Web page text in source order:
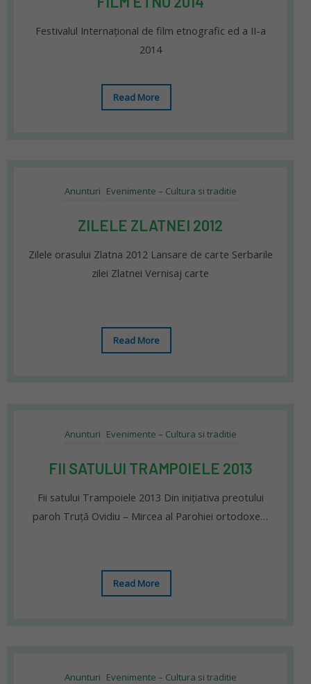
Festivalul Internațional de film etnografic ed a II-a
2014
Read More
Anunturi Evenimente – Cultura si traditie
ZILELE ZLATNEI 2012
Zilele orasului Zlatna 2012 Lansare de carte Serbarile
zilei Zlatnei Vernisaj carte
Read More
Anunturi Evenimente – Cultura si traditie
FII SATULUI TRAMPOIELE 2013
Fii satului Trampoiele 2013 Din iniţiativa preotului
paroh Truţă Ovidiu – Mircea al Parohiei ortodoxe…
Read More
Anunturi Evenimente – Cultura si traditie